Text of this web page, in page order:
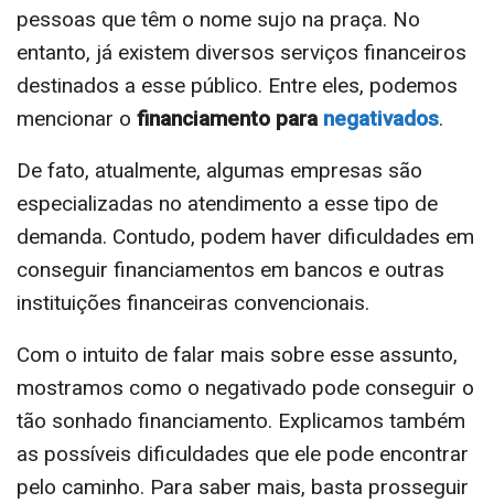
pessoas que têm o nome sujo na praça. No
entanto, já existem diversos serviços financeiros
destinados a esse público. Entre eles, podemos
mencionar o financiamento para negativados.
De fato, atualmente, algumas empresas são
especializadas no atendimento a esse tipo de
demanda. Contudo, podem haver dificuldades em
conseguir financiamentos em bancos e outras
instituições financeiras convencionais.
Com o intuito de falar mais sobre esse assunto,
mostramos como o negativado pode conseguir o
tão sonhado financiamento. Explicamos também
as possíveis dificuldades que ele pode encontrar
pelo caminho. Para saber mais, basta prosseguir